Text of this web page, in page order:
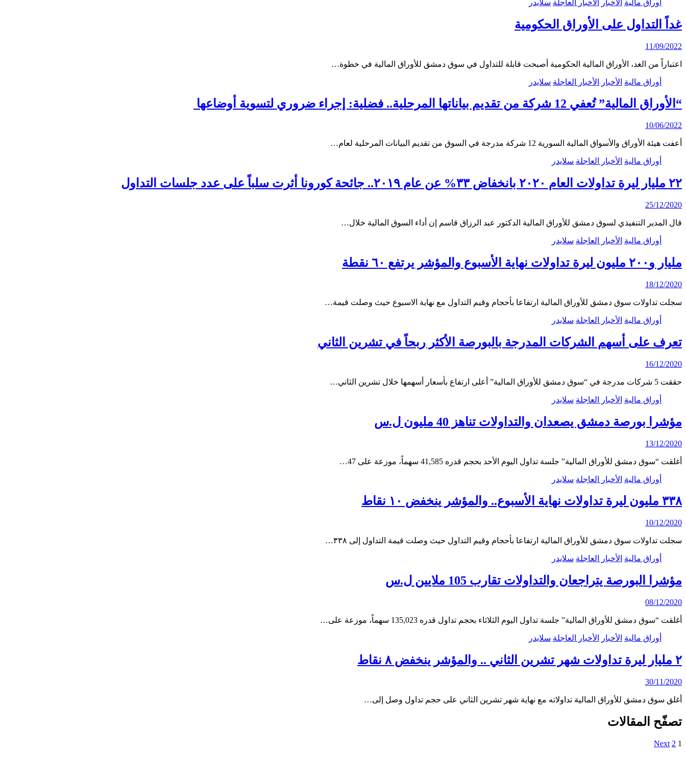
أوراق مالية الأخبار الأخبار العاجلة سلايدر
غداً التداول على الأوراق الحكومية
11/09/2022
اعتباراً من الغد، الأوراق المالية الحكومية أصبحت قابلة للتداول في سوق دمشق للأوراق المالية في خطوة…
أوراق مالية الأخبار الأخبار العاجلة سلايدر
“الأوراق المالية” تُعفي 12 شركة من تقديم بياناتها المرحلية.. فضلية: إجراء ضروري لتسوية أوضاعها
10/06/2022
أعفت هيئة الأوراق والأسواق المالية السورية 12 شركة مدرجة في السوق من تقديم البيانات المرحلية لعام…
أوراق مالية الأخبار العاجلة سلايدر
٢٢ مليار ليرة تداولات العام ٢٠٢٠ بانخفاض ٣٣% عن عام ٢٠١٩.. جائحة كورونا أثرت سلباً على عدد جلسات التداول
25/12/2020
قال المدير التنفيذي لسوق دمشق للأوراق المالية الدكتور عبد الرزاق قاسم إن أداء السوق المالية خلال…
أوراق مالية الأخبار العاجلة سلايدر
مليار و٢٠٠ مليون ليرة تداولات نهاية الأسبوع والمؤشر يرتفع ٦٠ نقطة
18/12/2020
سجلت تداولات سوق دمشق للأوراق المالية ارتفاعا بأحجام وقيم التداول مع نهاية الاسبوع حيث وصلت قيمة…
أوراق مالية الأخبار العاجلة سلايدر
تعرف على أسهم الشركات المدرجة بالبورصة الأكثر ربحاً في تشرين الثاني
16/12/2020
حققت 5 شركات مدرجة في “سوق دمشق للأوراق المالية” أعلى ارتفاع بأسعار أسهمها خلال تشرين الثاني…
أوراق مالية الأخبار العاجلة سلايدر
مؤشرا بورصة دمشق يصعدان والتداولات تناهز 40 مليون ل.س
13/12/2020
أغلقت “سوق دمشق للأوراق المالية” جلسة تداول اليوم الأحد بحجم قدره 41,585 سهماً، موزعة على 47…
أوراق مالية الأخبار العاجلة سلايدر
٣٣٨ مليون ليرة تداولات نهاية الأسبوع.. والمؤشر ينخفض ١٠ نقاط
10/12/2020
سجلت تداولات سوق دمشق للأوراق المالية ارتفاعا بأحجام وقيم التداول حيث وصلت قيمة التداول إلى ٣٣٨…
أوراق مالية الأخبار العاجلة سلايدر
مؤشرا البورصة يتراجعان والتداولات تقارب 105 ملايين ل.س
08/12/2020
أغلقت “سوق دمشق للأوراق المالية” جلسة تداول اليوم الثلاثاء بحجم تداول قدره 135,023 سهماً، موزعة على…
أوراق مالية الأخبار الأخبار العاجلة سلايدر
٢ مليار ليرة تداولات شهر تشرين الثاني .. والمؤشر ينخفض ٨ نقاط
30/11/2020
أغلق سوق دمشق للأوراق المالية تداولاته مع نهاية شهر تشرين الثاني على حجم تداول وصل إلى…
تصفّح المقالات
1
2
Next